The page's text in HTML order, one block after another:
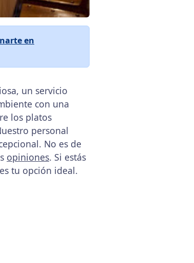
en
un servicio
con una
los platos
personal
No es de
opiniones. Si estás
tu opción ideal.